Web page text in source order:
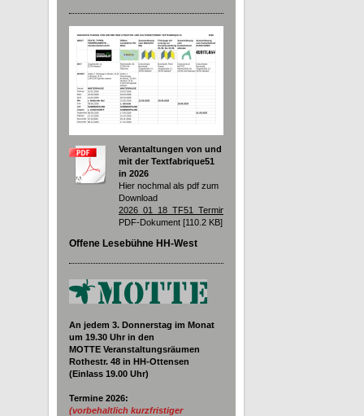
Verantaltungen von und
mit der Textfabrique51
in 2026
Hier nochmal als pdf zum
Download
2026_01_18_TF51_Termine.pdf
PDF-Dokument [110.2 KB]
Offene Lesebühne HH-West
An jedem 3. Donnerstag im Monat
um 19.30 Uhr in den
MOTTE Veranstaltungsräumen
Rothestr. 48 in HH-Ottensen
(Einlass 19.00 Uhr)
Termine 2026:
(vorbehaltlich kurzfristiger